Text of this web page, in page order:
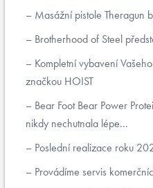
Masážní pistole Theragun
Brotherhood of Steel
Kompletní vybavení
značkou HOIST
Bear Foot Bear Power
nikdy nechutnala lépe...
Poslední realizace roku
Provádíme servis